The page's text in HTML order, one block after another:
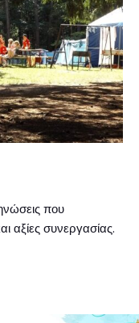
που
αξίες συνεργασίας.